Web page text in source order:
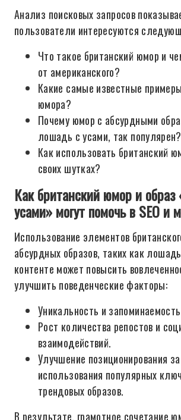
Анализ поисковых запросов
пользователи интересуются
Что такое британский юмор и
от американского?
Какие самые известные
юмора?
Почему юмор с абсурдными
лошадь с усами, так популярен?
Как использовать британский
своих шутках?
Как британский юмор и
усами» могут помочь в SEO и
Использование элементов
абсурдных образов, таких как
контенте может повысить
улучшить поведенческие факторы:
Уникальность и
Рост количества репостов и
взаимодействий.
Улучшение позиционирования
использования популярных
трендовых образов.
В результате, грамотное сочетание